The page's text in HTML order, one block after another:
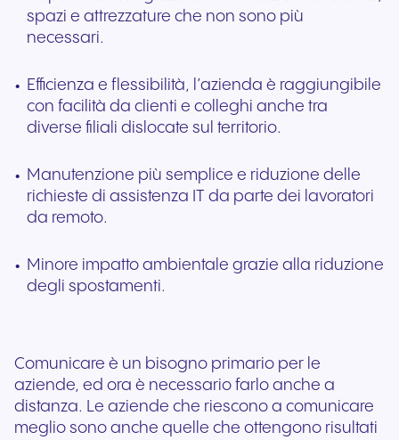
spazi e attrezzature che non sono più
necessari.
Efficienza e flessibilità, l’azienda è raggiungibile
con facilità da clienti e colleghi anche tra
diverse filiali dislocate sul territorio.
Manutenzione più semplice e riduzione delle
richieste di assistenza IT da parte dei lavoratori
da remoto.
Minore impatto ambientale grazie alla riduzione
degli spostamenti.
Comunicare è un bisogno primario per le
aziende, ed ora è necessario farlo anche a
distanza. Le aziende che riescono a comunicare
meglio sono anche quelle che ottengono risultati